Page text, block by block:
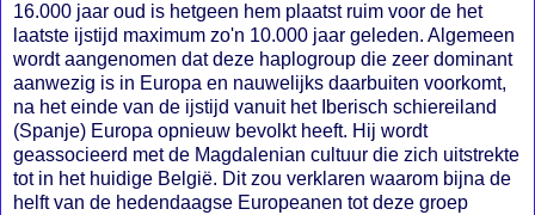
16.000 jaar oud is hetgeen hem plaatst ruim voor de het
laatste ijstijd maximum zo'n 10.000 jaar geleden. Algemeen
wordt aangenomen dat deze haplogroup die zeer dominant
aanwezig is in Europa en nauwelijks daarbuiten voorkomt,
na het einde van de ijstijd vanuit het Iberisch schiereiland
(Spanje) Europa opnieuw bevolkt heeft. Hij wordt
geassocieerd met de Magdalenian cultuur die zich uitstrekte
tot in het huidige België. Dit zou verklaren waarom bijna de
helft van de hedendaagse Europeanen tot deze groep